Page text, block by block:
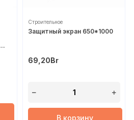
Строительное
Защитный экран 650*1000
69,20Br
В корзину